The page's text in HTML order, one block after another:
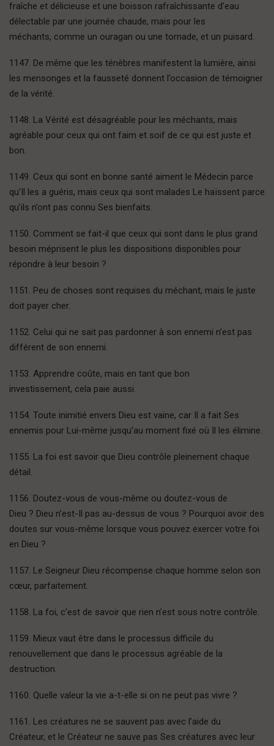
fraîche et délicieuse et une boisson rafraîchissante d’eau
délectable par une journée chaude, mais pour les
méchants, comme un ouragan ou une tornade, et un puisard.
1147. De même que les ténèbres manifestent la lumière, ainsi
les mensonges et la fausseté donnent l’occasion de témoigner
de la vérité.
1148. La Vérité est désagréable pour les méchants, mais
agréable pour ceux qui ont faim et soif de ce qui est juste et
bon.
1149. Ceux qui sont en bonne santé aiment le Médecin parce
qu’Il les a guéris, mais ceux qui sont malades Le haïssent parce
qu’ils n’ont pas connu Ses bienfaits.
1150. Comment se fait-il que ceux qui sont dans le plus grand
besoin méprisent le plus les dispositions disponibles pour
répondre à leur besoin ?
1151. Peu de choses sont requises du méchant, mais le juste
doit payer cher.
1152. Celui qui ne sait pas pardonner à son ennemi n’est pas
différent de son ennemi.
1153. Apprendre coûte, mais en tant que bon
investissement, cela paie aussi.
1154. Toute inimitié envers Dieu est vaine, car Il a fait Ses
ennemis pour Lui-même jusqu’au moment fixé où Il les élimine.
1155. La foi est savoir que Dieu contrôle pleinement chaque
détail.
1156. Doutez-vous de vous-même ou doutez-vous de
Dieu ? Dieu n’est-Il pas au-dessus de vous ? Pourquoi avoir des
doutes sur vous-même lorsque vous pouvez exercer votre foi
en Dieu ?
1157. Le Seigneur Dieu récompense chaque homme selon son
cœur, parfaitement.
1158. La foi, c’est de savoir que rien n’est sous notre contrôle.
1159. Mieux vaut être dans le processus difficile du
renouvellement que dans le processus agréable de la
destruction.
1160. Quelle valeur la vie a-t-elle si on ne peut pas vivre ?
1161. Les créatures ne se sauvent pas avec l’aide du
Créateur, et le Créateur ne sauve pas Ses créatures avec leur